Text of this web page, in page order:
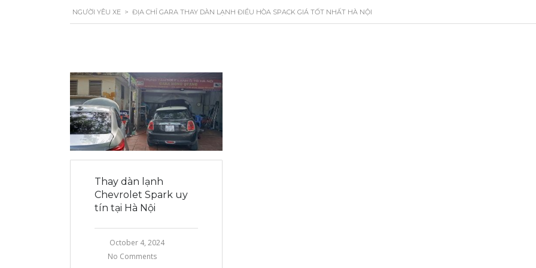
NGƯỜI YÊU XE > ĐỊA CHỈ GARA THAY DÀN LẠNH ĐIỀU HÒA SPACK GIÁ TỐT NHẤT HÀ NỘI
Thay dàn lạnh
Chevrolet Spark uy
tín tại Hà Nội
October 4, 2024
No Comments